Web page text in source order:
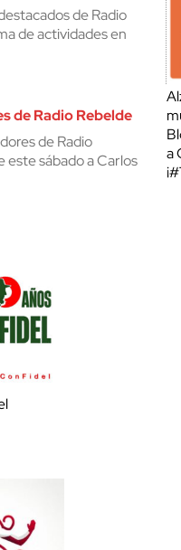
de Radio
de actividades en
de Radio Rebelde
de Radio
este sábado a Carlos
a